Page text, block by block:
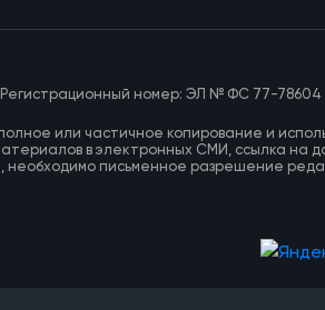
Регистрационный номер: ЭЛ № ФС 77-78604
или частичное копирование и
в электронных СМИ, ссылка на
необходимо письменное разрешение